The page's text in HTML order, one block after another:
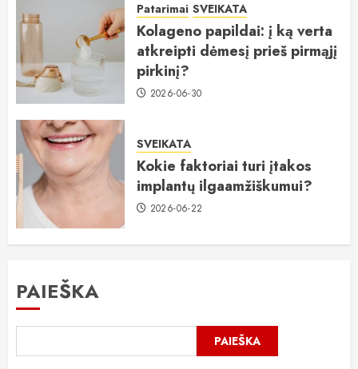
Patarimai SVEIKATA
Kolageno papildai: į ką verta
atkreipti dėmesį prieš pirmąjį
pirkinį?
2026-06-30
SVEIKATA
Kokie faktoriai turi įtakos
implantų ilgaamžiškumui?
2026-06-22
PAIEŠKA
PAIEŠKA